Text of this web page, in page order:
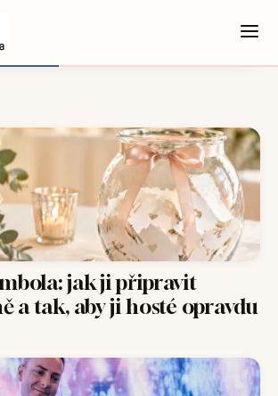
jak ji připravit
a tak, aby ji hosté opravdu